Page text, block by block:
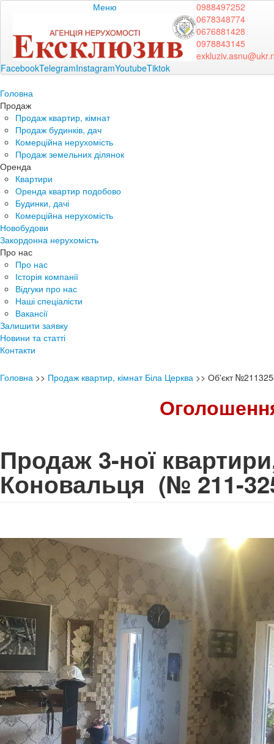
Меню
0988497252
0678348774
0676881428
0978843145
FacebookTelegramInstagramYoutubeTiktok
Головна
Продаж
Продаж квартир, кімнат
Продаж будинків, дач
Комерційна нерухомість
Продаж земельних ділянок
Оренда
Квартири
Оренда квартир подобово
Будинки, дачі
Комерційна нерухомість
Новобудови
Закордонна нерухомість
Про нас
Про нас
Історія компанії
Відгуки про нас
Наші спеціалісти
Вакансії
Залишити заявку
Новини та статті
Контакти
Головна >> Продаж квартир, кімнат Біла Церква >> Об'єкт
Продаж 3-ної
Коновальця (№ 211-